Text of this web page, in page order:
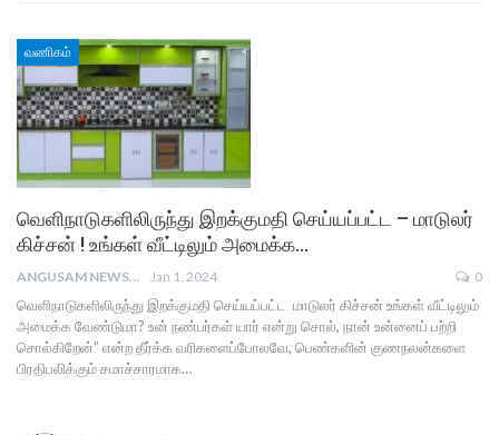
வணிகம்
வெளிநாடுகளிலிருந்து இறக்குமதி செய்யப்பட்ட – மாடுலர்
கிச்சன் ! உங்கள் வீட்டிலும் அமைக்க…
ANGUSAM NEWS Jan 1, 2024 0
வெளிநாடுகளிலிருந்து இறக்குமதி செய்யப்பட்ட மாடுலர் கிச்சன் உங்கள் வீட்டிலும்
அமைக்க வேண்டுமா? உன் நண்பர்கள் யார் என்று சொல், நான் உன்னைப் பற்றி
சொல்கிறேன்” என்ற தீர்க்க வரிகளைப்போலவே, பெண்களின் குணநலன்களை
பிரதிபலிக்கும் சமாச்சாரமாக…